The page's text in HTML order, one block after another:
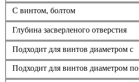
С винтом, болтом
Глубина засверленого отверстия
Подходит для винтов диаметром с
Подходит для винтов диаметром по